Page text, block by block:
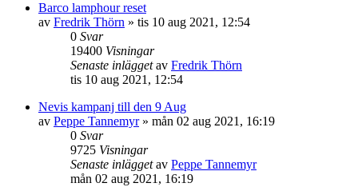
Barco lamphour reset
av Fredrik Thörn » tis 10 aug 2021, 12:54
0 Svar
19400 Visningar
Senaste inläggetav Fredrik Thörn
tis 10 aug 2021, 12:54
Nevis kampanj till den 9 Aug
av Peppe Tannemyr» mån 02 aug 2021, 16:19
0 Svar
9725 Visningar
Senaste inläggetav Peppe Tannemyr
mån 02 aug 2021, 16:19